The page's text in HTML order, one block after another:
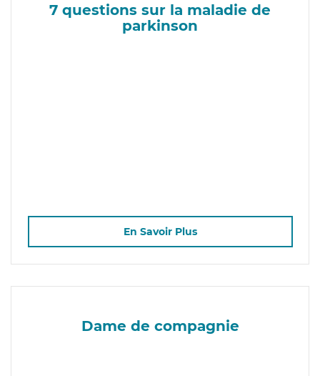
7 questions sur la maladie de
parkinson
En Savoir Plus
Dame de compagnie